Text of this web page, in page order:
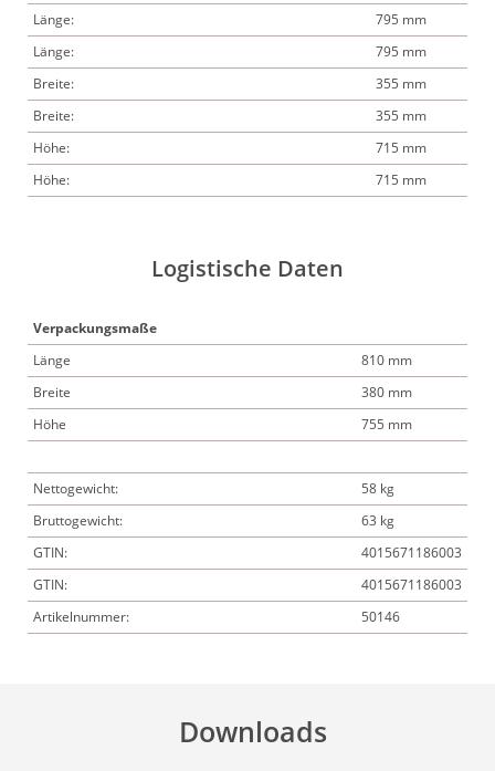
Länge:
795 mm
Länge:
795 mm
Breite:
355 mm
Breite:
355 mm
Höhe:
715 mm
Höhe:
715 mm
Logistische Daten
Verpackungsmaße
Länge
810 mm
Breite
380 mm
Höhe
755 mm
Nettogewicht:
58 kg
Bruttogewicht:
63 kg
GTIN:
4015671186003
GTIN:
4015671186003
Artikelnummer:
50146
Downloads